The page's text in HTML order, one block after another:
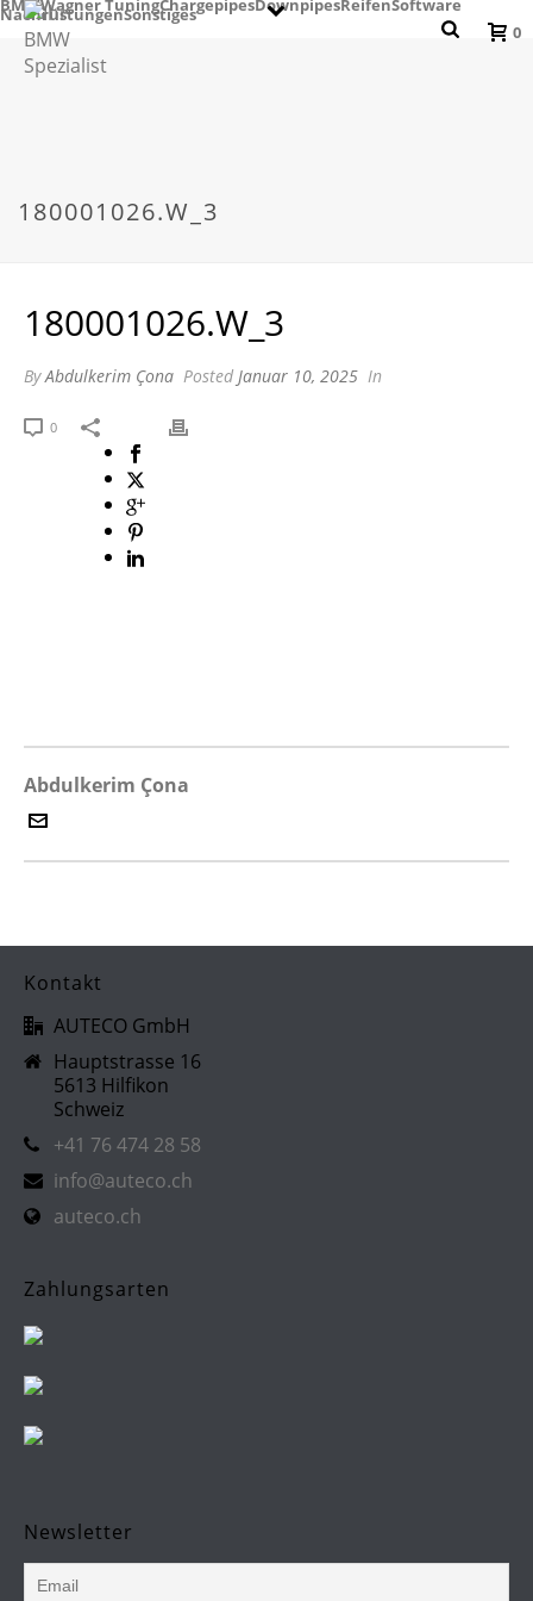
BMWWagner TuningChargepipesDownpipesReifenSoftware
NachrüstungenSonstiges
0
180001026.W_3
180001026.W_3
ByAbdulkerim Çona Posted Januar 10, 2025 In
0
Abdulkerim Çona
Kontakt
AUTECO GmbH
Hauptstrasse 16
5613 Hilfikon
Schweiz
+41 76 474 28 58
info@auteco.ch
auteco.ch
Zahlungsarten
Newsletter